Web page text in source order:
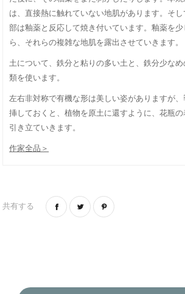
は、直接熱に触れていない地肌があります。 そ
部は釉薬と反応して焼き付いています。釉薬を
ら、それらの複雑な地肌を露出させていきます。
土について、鉄分と粘りの多い土と、鉄分少な
類を使います。
左右非対称で有機な形は美しい姿がありますが
挿しておくと、植物を原土に還すように、花瓶
引き立ていきます。
作家全品＞
共有する